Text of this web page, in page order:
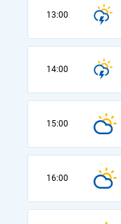
13:00
14:00
15:00
16:00